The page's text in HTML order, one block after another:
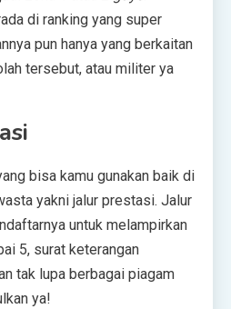
di ranking yang super
pun hanya yang berkaitan
tersebut, atau militer ya
bisa kamu gunakan baik di
yakni jalur prestasi. Jalur
untuk melampirkan
5, surat keterangan
tak lupa berbagai piagam
ya!